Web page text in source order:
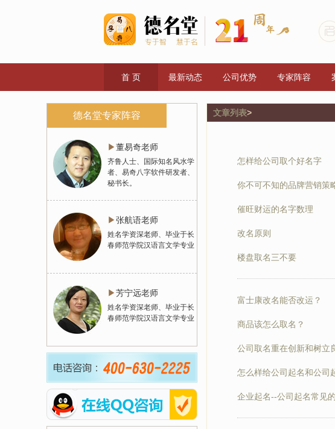
首 页 最新动态 公司优势 专家阵容
德名堂专家阵容
▶董易奇老师
齐鲁人士、国际知名风水学
者、易奇八字软件研发者、
秘书长。
▶张航语老师
姓名学资深老师、毕业于长
春师范学院汉语言文学专业
▶芳宁远老师
姓名学资深老师、毕业于长
春师范学院汉语言文学专业
文章列表>
怎样给公司取个好名字
你不可不知的品牌营销策
催旺财运的名字数理
改名原则
楼盘取名三不要
富士康改名能否改运？
商品该怎么取名？
公司取名重在创新和树立
怎么样给公司起名和公司
企业起名--公司起名常见